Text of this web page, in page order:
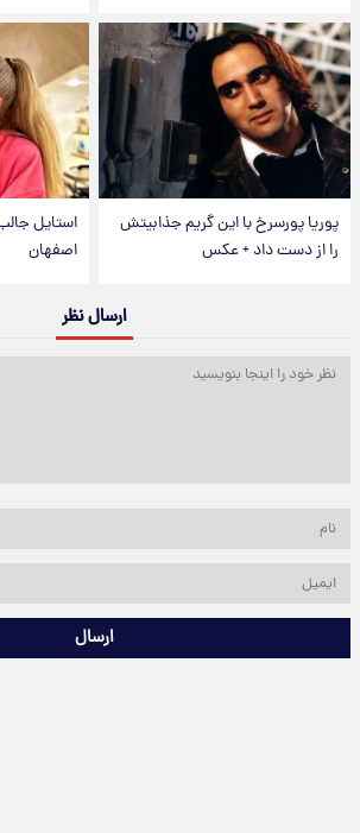
پوریا پورسرخ با این گریم جذابیتش
را از دست داد + عکس
استایل
اصفهان
ارسال نظر
ارسال